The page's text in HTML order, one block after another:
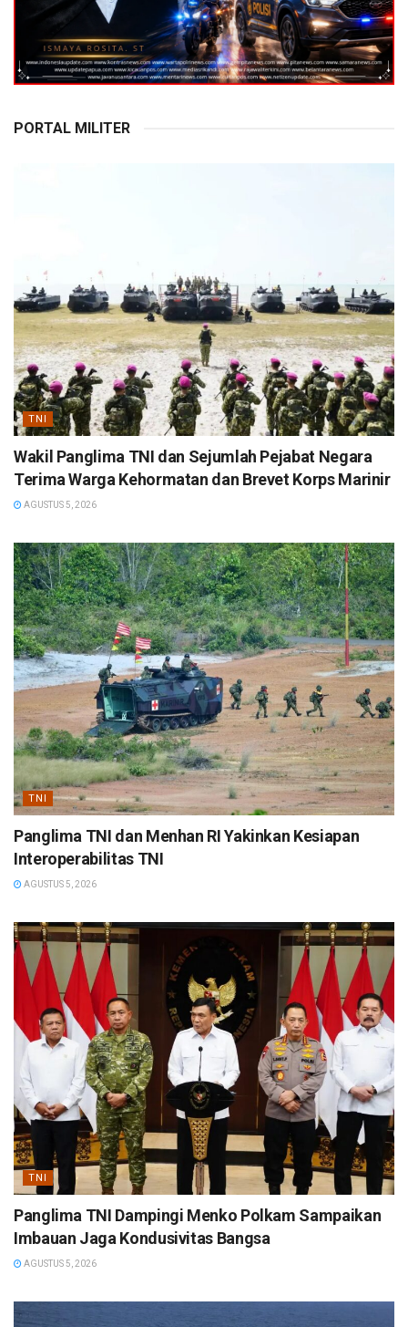
PORTAL MILITER
TNI
Wakil Panglima TNI dan Sejumlah Pejabat Negara
Terima Warga Kehormatan dan Brevet Korps Marinir
AGUSTUS 5, 2026
TNI
Panglima TNI dan Menhan RI Yakinkan Kesiapan
Interoperabilitas TNI
AGUSTUS 5, 2026
TNI
Panglima TNI Dampingi Menko Polkam Sampaikan
Imbauan Jaga Kondusivitas Bangsa
AGUSTUS 5, 2026